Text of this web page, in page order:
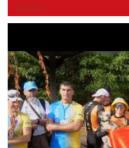
ВІДЕО